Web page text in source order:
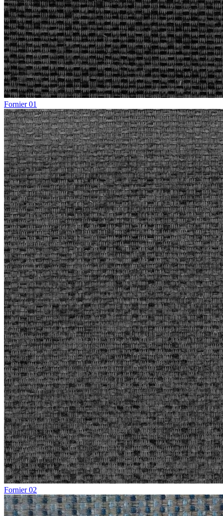
Fornier 01
Fornier 02